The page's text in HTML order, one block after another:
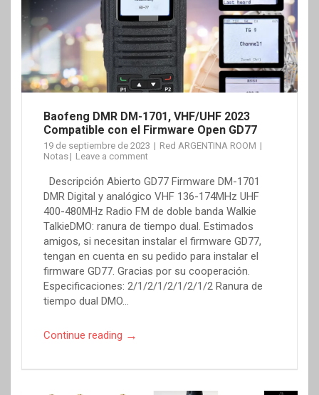
Baofeng DMR DM-1701, VHF/UHF 2023
Compatible con el Firmware Open GD77
19 de septiembre de 2023
Red ARGENTINA ROOM
Notas
Leave a comment
Descripción Abierto GD77 Firmware DM-1701
DMR Digital y analógico VHF 136-174MHz UHF
400-480MHz Radio FM de doble banda Walkie
TalkieDMO: ranura de tiempo dual. Estimados
amigos, si necesitan instalar el firmware GD77,
tengan en cuenta en su pedido para instalar el
firmware GD77. Gracias por su cooperación.
Especificaciones: 2/1/2/1/2/1/2/1/2 Ranura de
tiempo dual DMO…
Continue reading →